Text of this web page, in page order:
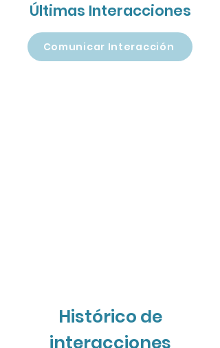
Últimas Interacciones
Comunicar Interacción
Histórico de
interacciones